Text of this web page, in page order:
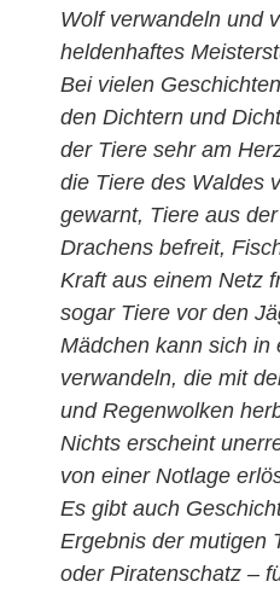
Wolf verwandeln und
heldenhaftes
Bei vielen
den Dichtern und
der Tiere sehr am
die Tiere des Waldes
gewarnt, Tiere aus
Drachens befreit,
Kraft aus einem Netz
sogar Tiere vor den
Mädchen kann sich in
verwandeln, die mit
und Regenwolken
Nichts erscheint
von einer Notlage
Es gibt auch
Ergebnis der mutigen
oder Piratenschatz –